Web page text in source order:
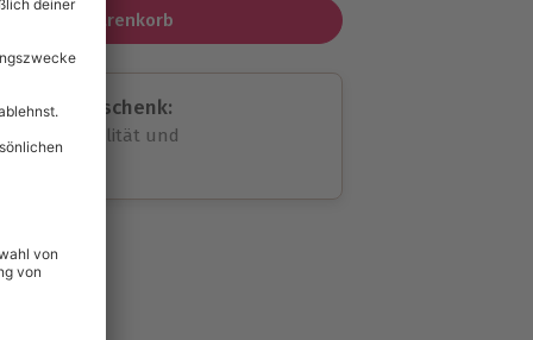
In den Warenkorb
Geschenk:
volle Flexibilität und